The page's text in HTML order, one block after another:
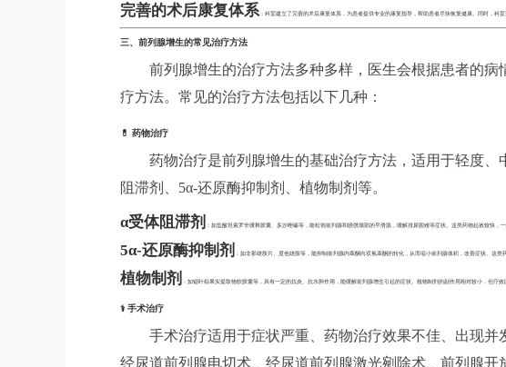
完善的术后康复体系 ：科室建立了完善的术后康复体系，为患者提供专业的康复指导，帮助患者尽快恢复健康。同时，科
三、前列腺增生的常见治疗方法
前列腺增生的治疗方法多种多样，医生会根据患者的
疗方法。常见的治疗方法包括以下几种：
💊 药物治疗
药物治疗是前列腺增生的基础治疗方法，适用于轻度
阻滞剂、5α-还原酶抑制剂、植物制剂等。
α受体阻滞剂 ：如盐酸坦索罗辛缓释胶囊、多沙唑嗪等，能松弛前列腺和膀胱颈部的平滑肌，缓解排尿困难等症状。这类药物起效较快，
5α-还原酶抑制剂 ：如非那雄胺片、度他雄胺等，能抑制前列腺内睾酮向双氢睾酮的转化，从而缩小前列腺体积，改善症状。这类
植物制剂 ：如锯叶棕果实提取物软胶囊等，具有一定的抗炎、抗水肿作用，能缓解前列腺增生引起的症状。植物制剂的副作用相对较小，但疗效
⚕️ 手术治疗
手术治疗适用于症状严重、药物治疗效果不佳、出现
经尿道前列腺电切术、经尿道前列腺激光剜除术、前列腺开